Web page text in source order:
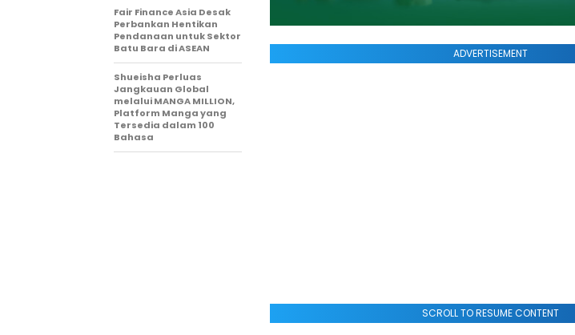
ADVERTISEMENT
SCROLL TO RESUME CONTENT
Fair Finance Asia Desak
Perbankan Hentikan
Pendanaan untuk Sektor
Batu Bara di ASEAN
Shueisha Perluas
Jangkauan Global
melalui MANGA MILLION,
Platform Manga yang
Tersedia dalam 100
Bahasa